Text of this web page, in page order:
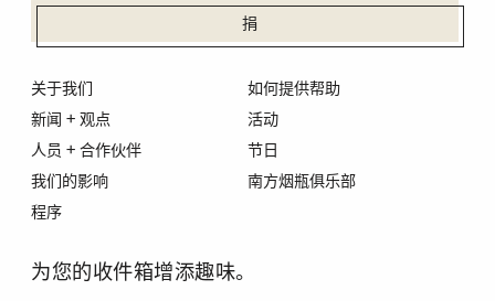
捐
关于我们
新闻 + 观点
人员 + 合作伙伴
我们的影响
程序
如何提供帮助
活动
节日
南方烟瓶俱乐部
为您的收件箱增添趣味。